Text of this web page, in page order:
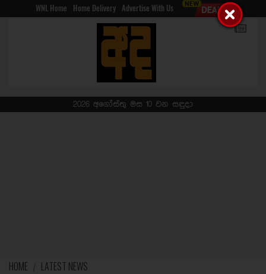
WNL Home Home Delivery Advertise With Us
2026 අගෝස්තු මස 10 වන සඳුදා
HOME LATEST NEWS